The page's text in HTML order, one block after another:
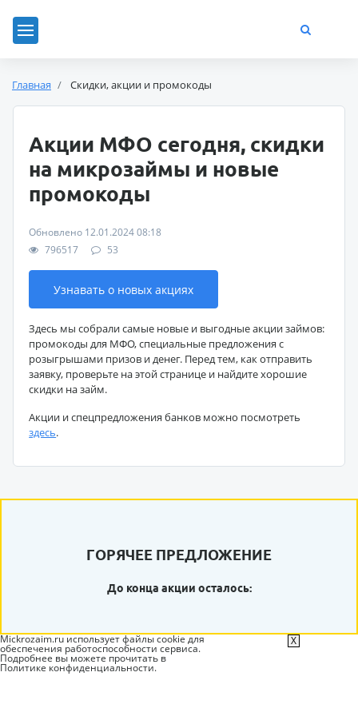
Главная Скидки, акции и промокоды
Акции МФО сегодня, скидки
на микрозаймы и новые
промокоды
Обновлено 12.01.2024 08:18
796517
53
Узнавать о новых акциях
Здесь мы собрали самые новые и выгодные акции займов:
промокоды для МФО, специальные предложения с
розыгрышами призов и денег. Перед тем, как отправить
заявку, проверьте на этой странице и найдите хорошие
скидки на займ.
Акции и спецпредложения банков можно посмотреть
здесь.
ГОРЯЧЕЕ ПРЕДЛОЖЕНИЕ
До конца акции осталось:
Mickrozaim.ru использует файлы cookie для
обеспечения работоспособности сервиса.
Подробнее вы можете прочитать в
Политике конфиденциальности.
X